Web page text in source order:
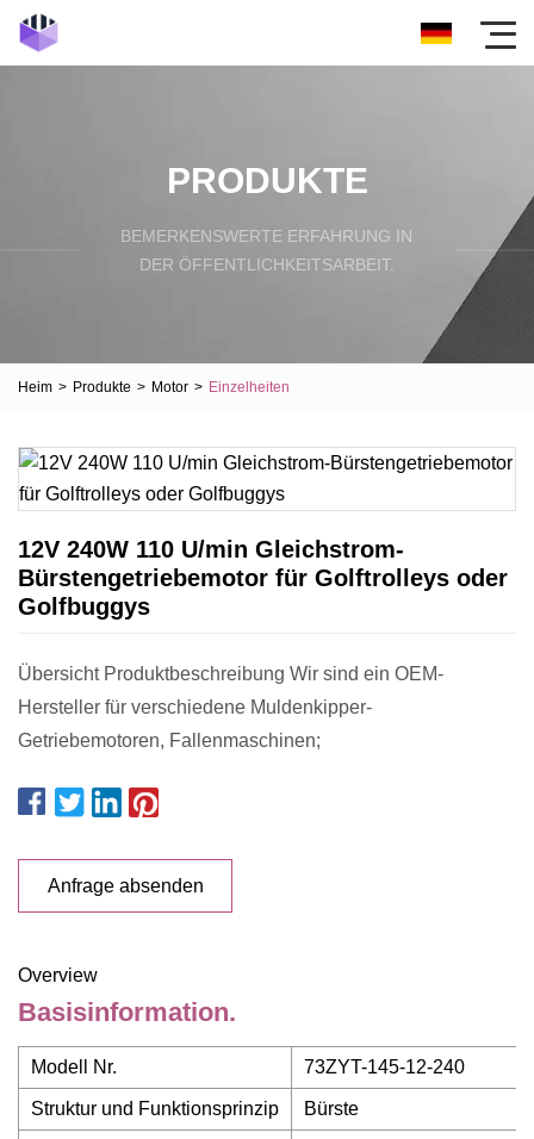
PRODUKTE
BEMERKENSWERTE ERFAHRUNG IN
DER ÖFFENTLICHKEITSARBEIT.
Heim > Produkte > Motor > Einzelheiten
12V 240W 110 U/min Gleichstrom-
Bürstengetriebemotor für Golftrolleys oder
Golfbuggys
Übersicht Produktbeschreibung Wir sind ein OEM-
Hersteller für verschiedene Muldenkipper-
Getriebemotoren, Fallenmaschinen;
Anfrage absenden
Overview
Basisinformation.
Modell Nr. 73ZYT-145-12-240
Struktur und Funktionsprinzip Bürste